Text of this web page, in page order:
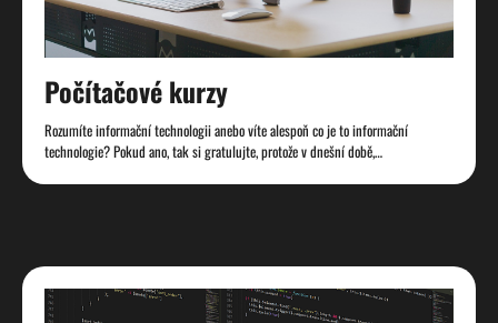
Počítačové kurzy
Rozumíte informační technologii anebo víte alespoň co je to informační
technologie? Pokud ano, tak si gratulujte, protože v dnešní době,…